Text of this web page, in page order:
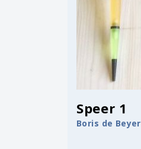
Speer 1
Boris de Beyer